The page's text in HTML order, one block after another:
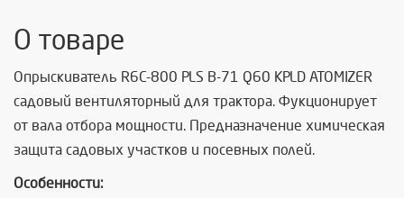
О товаре
Опрыскиватель R6C-800 PLS B-71 Q60 KPLD ATOMIZER
садовый вентиляторный для трактора. Фукционирует
от вала отбора мощности. Предназначение химическая
защита садовых участков и посевных полей.
Особенности: